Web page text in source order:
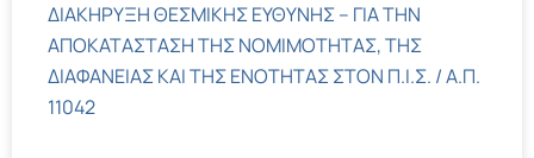
ΔΙΑΚΗΡΥΞΗ ΘΕΣΜΙΚΗΣ ΕΥΘΥΝΗΣ – ΓΙΑ ΤΗΝ
ΑΠΟΚΑΤΑΣΤΑΣΗ ΤΗΣ ΝΟΜΙΜΟΤΗΤΑΣ, ΤΗΣ
ΔΙΑΦΑΝΕΙΑΣ ΚΑΙ ΤΗΣ ΕΝΟΤΗΤΑΣ ΣΤΟΝ Π.Ι.Σ. / Α.Π.
11042